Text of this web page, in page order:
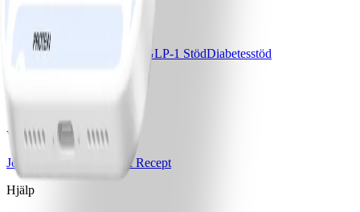
Bas+ GLP-1 StödDiabetesstöd
Vårt företag
Jobba med oss
Artiklar & Recept
Hjälp